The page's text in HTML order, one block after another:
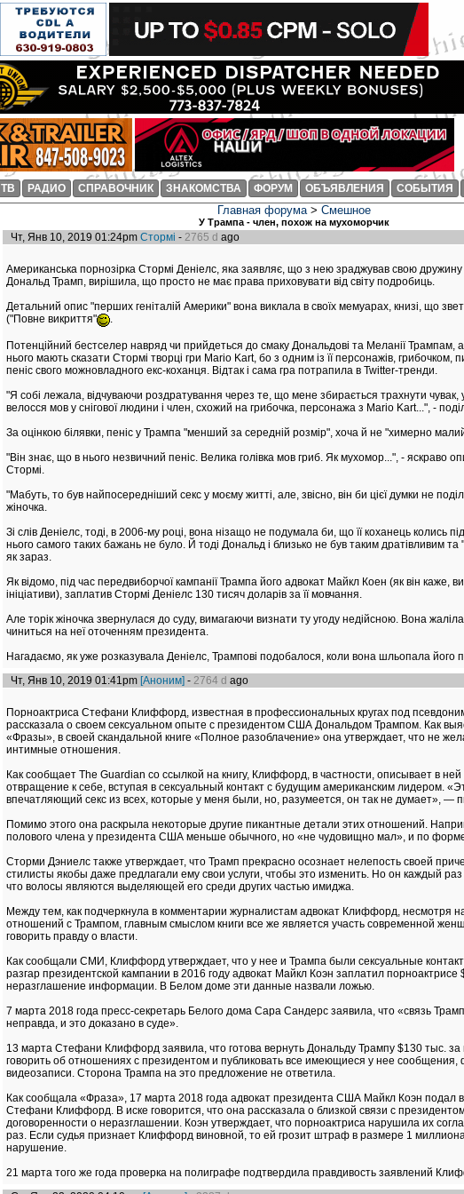
ТВ РАДИО СПРАВОЧНИК ЗНАКОМСТВА ФОРУМ ОБЪЯВЛЕНИЯ СОБЫТИЯ
Главная форума> Смешное
У Трампа - член, похож на мухоморчик
Чт, Янв 10, 2019 01:24pmСтормі -2765 d ago
Американська порнозірка Стормі Деніелс, яка заявляє, що з нею зраджував свою
Дональд Трамп, вирішила, що просто не має права приховувати від світу подробиць.
Детальний опис "перших геніталій Америки" вона виклала в своїх мемуарах, книзі, що
("Повне викриття"
.
Потенційний бестселер навряд чи прийдеться до смаку Дональдові та Меланії Трампам,
нього мають сказати Стормі творці гри Mario Kart, бо з одним із її персонажів, грибочком,
пеніс свого можновладного екс-коханця. Відтак і сама гра потрапила в Twitter-тренди.
"Я собі лежала, відчуваючи роздратування через те, що мене збирається трахнути чувак,
велосся мов у снігової людини і член, схожий на грибочка, персонажа з Mario Kart...", -
За оцінкою білявки, пеніс у Трампа "менший за середній розмір", хоча й не "химерно
"Він знає, що в нього незвичний пеніс. Велика голівка мов гриб. Як мухомор...", - яскраво
Стормі.
"Мабуть, то був найпосередніший секс у моєму житті, але, звісно, він би цієї думки не
жіночка.
Зі слів Деніелс, тоді, в 2006-му році, вона нізащо не подумала би, що її коханець колись
нього самого таких бажань не було. Й тоді Дональд і близько не був таким дратівливим та
як зараз.
Як відомо, під час передвиборчої кампанії Трампа його адвокат Майкл Коен (як він каже,
ініціативи), заплатив Стормі Деніелс 130 тисяч доларів за її мовчання.
Але торік жіночка звернулася до суду, вимагаючи визнати ту угоду недійсною. Вона
чиниться на неї оточенням президента.
Нагадаємо, як уже розказувала Деніелс, Трампові подобалося, коли вона шльопала його
Чт, Янв 10, 2019 01:41pm [Аноним] -2764 d ago
Порноактриса Стефани Клиффорд, известная в профессиональных кругах под
рассказала о своем сексуальном опыте с президентом США Дональдом Трампом. Как
«Фразы», в своей скандальной книге «Полное разоблачение» она утверждает, что не
интимные отношения.
Как сообщает The Guardian со ссылкой на книгу, Клиффорд, в частности, описывает в
отвращение к себе, вступая в сексуальный контакт с будущим американским лидером.
впечатляющий секс из всех, которые у меня были, но, разумеется, он так не думает», —
Помимо этого она раскрыла некоторые другие пикантные детали этих отношений.
полового члена у президента США меньше обычного, но «не чудовищно мал», и по
Сторми Дэниелс также утверждает, что Трамп прекрасно осознает нелепость своей
стилисты якобы даже предлагали ему свои услуги, чтобы это изменить. Но он каждый раз
что волосы являются выделяющей его среди других частью имиджа.
Между тем, как подчеркнула в комментарии журналистам адвокат Клиффорд, несмотря
отношений с Трампом, главным смыслом книги все же является участь современной
говорить правду о власти.
Как сообщали СМИ, Клиффорд утверждает, что у нее и Трампа были сексуальные
разгар президентской кампании в 2016 году адвокат Майкл Коэн заплатил порноактрисе
неразглашение информации. В Белом доме эти данные назвали ложью.
7 марта 2018 года пресс-секретарь Белого дома Сара Сандерс заявила, что «связь
неправда, и это доказано в суде».
13 марта Стефани Клиффорд заявила, что готова вернуть Дональду Трампу $130 тыс. за
говорить об отношениях с президентом и публиковать все имеющиеся у нее сообщения,
видеозаписи. Сторона Трампа на это предложение не ответила.
Как сообщала «Фраза», 17 марта 2018 года адвокат президента США Майкл Коэн подал в
Стефани Клиффорд. В иске говорится, что она рассказала о близкой связи с
договоренности о неразглашении. Коэн утверждает, что порноактриса нарушила их
раз. Если судья признает Клиффорд виновной, то ей грозит штраф в размере 1
нарушение.
21 марта того же года проверка на полиграфе подтвердила правдивость заявлений